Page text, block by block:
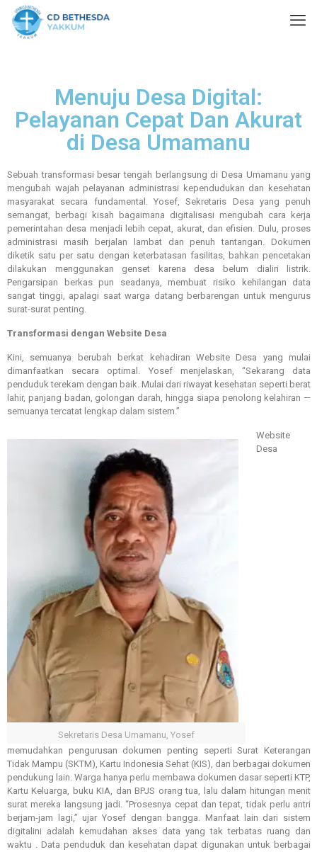
Menuju Desa Digital:
Pelayanan Cepat Dan Akurat
di Desa Umamanu
Sebuah transformasi besar tengah berlangsung di Desa Umamanu yang
mengubah wajah pelayanan administrasi kependudukan dan kesehatan
masyarakat secara fundamental. Yosef, Sekretaris Desa yang penuh
semangat, berbagi kisah bagaimana digitalisasi mengubah cara kerja
pemerintahan desa menjadi lebih cepat, akurat, dan efisien. Dulu, proses
administrasi masih berjalan lambat dan penuh tantangan. Dokumen
diketik satu per satu dengan keterbatasan fasilitas, bahkan pencetakan
dilakukan menggunakan genset karena desa belum dialiri listrik.
Pengarsipan berkas pun seadanya, membuat risiko kehilangan data
sangat tinggi, apalagi saat warga datang berbarengan untuk mengurus
surat-surat penting.
Transformasi dengan Website Desa
Kini, semuanya berubah berkat kehadiran Website Desa yang mulai
dimanfaatkan secara optimal. Yosef menjelaskan, “Sekarang data
penduduk terekam dengan baik. Mulai dari riwayat kesehatan seperti berat
lahir, panjang badan, golongan darah, hingga siapa penolong kelahiran —
semuanya tercatat lengkap dalam sistem.”
Sekretaris Desa Umamanu, Yosef
Website
Desa
memudahkan pengurusan dokumen penting seperti Surat Keterangan
Tidak Mampu (SKTM), Kartu Indonesia Sehat (KIS), dan berbagai dokumen
pendukung lain. Warga hanya perlu membawa dokumen dasar seperti KTP,
Kartu Keluarga, buku KIA, dan BPJS orang tua, lalu dalam hitungan menit
surat mereka langsung jadi. “Prosesnya cepat dan tepat, tidak perlu antri
berjam-jam lagi,” ujar Yosef dengan bangga. Manfaat lain dari sistem
digitalini adalah kemudahan akses data yang tak terbatas ruang dan
waktu . Data penduduk dan kesehatan dapat digunakan untuk berbagai